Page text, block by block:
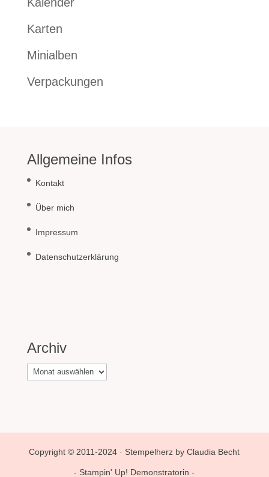
Karten
Minialben
Verpackungen
Allgemeine Infos
Kontakt
Über mich
Impressum
Datenschutzerklärung
Archiv
Archiv
Copyright © 2011-2024 · Stempelherz by Claudia Becht
- Stampin' Up! Demonstratorin -